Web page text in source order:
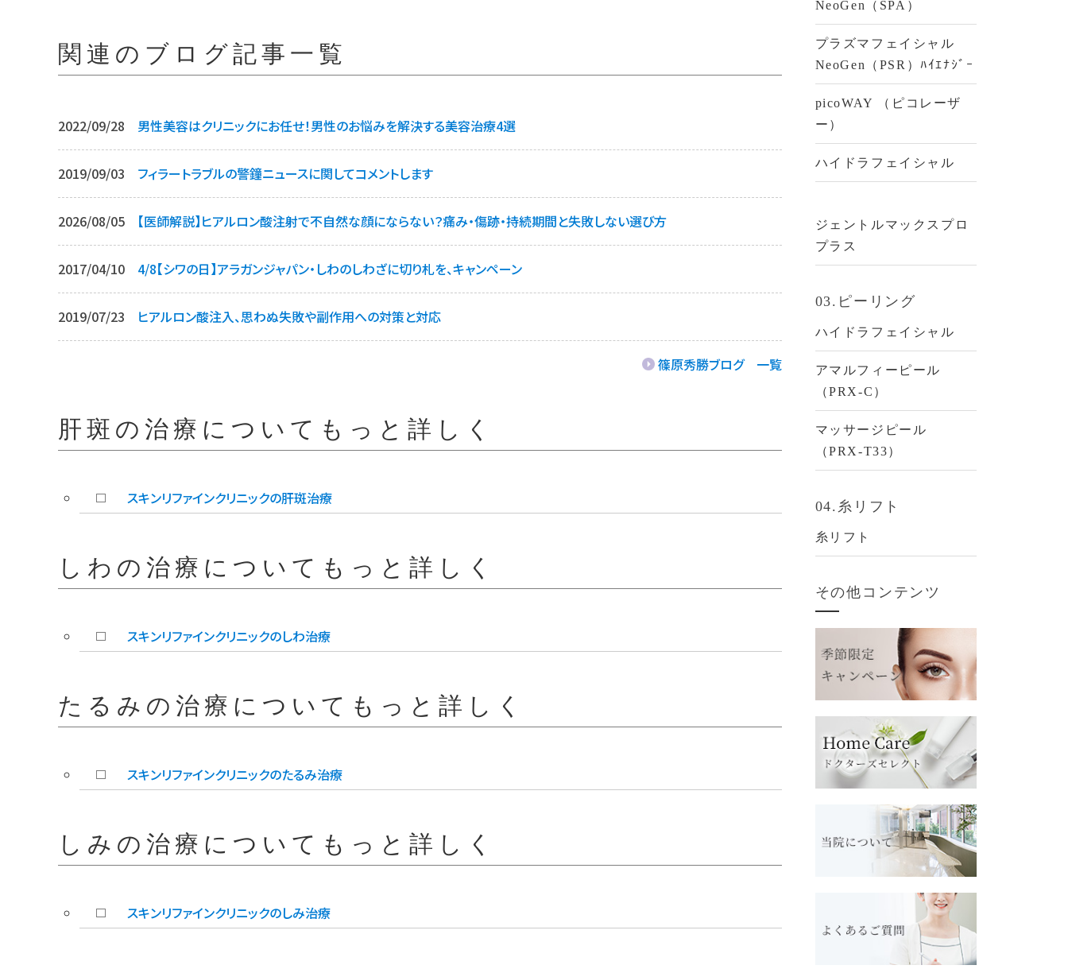
関連のブログ記事一覧
2022/09/28 男性美容はクリニックにお任せ！男性のお悩みを解決する美容治療4選
2019/09/03 フィラートラブルの警鐘ニュースに関してコメントします
2026/08/05 【医師解説】ヒアルロン酸注射で不自然な顔にならない？痛み・傷跡・持続期間と失敗しない選び方
2017/04/10 4/8【シワの日】アラガンジャパン・しわのしわざに切り札を、キャンペーン
2019/07/23 ヒアルロン酸注入、思わぬ失敗や副作用への対策と対応
篠原秀勝ブログ 一覧
肝斑の治療についてもっと詳しく
スキンリファインクリニックの肝斑治療
しわの治療についてもっと詳しく
スキンリファインクリニックのしわ治療
たるみの治療についてもっと詳しく
スキンリファインクリニックのたるみ治療
しみの治療についてもっと詳しく
スキンリファインクリニックのしみ治療
NeoGen（SPA）
プラズマフェイシャル
NeoGen（PSR）ﾊｲｴﾅｼﾞｰ
picoWAY （ピコレーザ
ー）
ハイドラフェイシャル
ジェントルマックスプロ
プラス
03.ピーリング
ハイドラフェイシャル
アマルフィーピール
（PRX-C）
マッサージピール
（PRX-T33）
04.糸リフト
糸リフト
その他コンテンツ